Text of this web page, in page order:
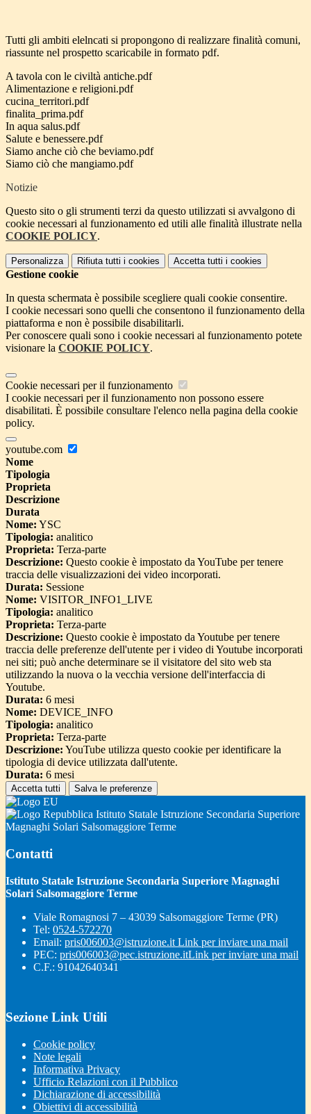
Tutti gli ambiti elelncati si propongono di realizzare finalità comuni,
riassunte nel prospetto scaricabile in formato pdf.
A tavola con le civiltà antiche.pdf
Alimentazione e religioni.pdf
cucina_territori.pdf
finalita_prima.pdf
In aqua salus.pdf
Salute e benessere.pdf
Siamo anche ciò che beviamo.pdf
Siamo ciò che mangiamo.pdf
Notizie
Questo sito o gli strumenti terzi da questo utilizzati si avvalgono di
cookie necessari al funzionamento ed utili alle finalità illustrate nella
COOKIE POLICY.
Personalizza Rifiuta tutti i cookies Accetta tutti i cookies
Gestione cookie
In questa schermata è possibile scegliere quali cookie consentire.
I cookie necessari sono quelli che consentono il funzionamento della
piattaforma e non è possibile disabilitarli.
Per conoscere quali sono i cookie necessari al funzionamento potete
visionare la COOKIE POLICY.
Cookie necessari per il funzionamento
I cookie necessari per il funzionamento non possono essere
disabilitati. È possibile consultare l'elenco nella pagina della cookie
policy.
youtube.com
Nome
Tipologia
Proprieta
Descrizione
Durata
Nome: YSC
Tipologia: analitico
Proprieta: Terza-parte
Descrizione: Questo cookie è impostato da YouTube per tenere
traccia delle visualizzazioni dei video incorporati.
Durata: Sessione
Nome: VISITOR_INFO1_LIVE
Tipologia: analitico
Proprieta: Terza-parte
Descrizione: Questo cookie è impostato da Youtube per tenere
traccia delle preferenze dell'utente per i video di Youtube incorporati
nei siti; può anche determinare se il visitatore del sito web sta
utilizzando la nuova o la vecchia versione dell'interfaccia di
Youtube.
Durata: 6 mesi
Nome: DEVICE_INFO
Tipologia: analitico
Proprieta: Terza-parte
Descrizione: YouTube utilizza questo cookie per identificare la
tipologia di device utilizzata dall'utente.
Durata: 6 mesi
Accetta tutti Salva le preferenze
Istituto Statale Istruzione Secondaria Superiore
Magnaghi Solari Salsomaggiore Terme
Contatti
Istituto Statale Istruzione Secondaria Superiore Magnaghi
Solari Salsomaggiore Terme
Viale Romagnosi 7 – 43039 Salsomaggiore Terme (PR)
Tel: 0524-572270
Email: pris006003@istruzione.it Link per inviare una mail
PEC: pris006003@pec.istruzione.itLink per inviare una mail
C.F.: 91042640341
Sezione Link Utili
Cookie policy
Note legali
Informativa Privacy
Ufficio Relazioni con il Pubblico
Dichiarazione di accessibilità
Obiettivi di accessibilità